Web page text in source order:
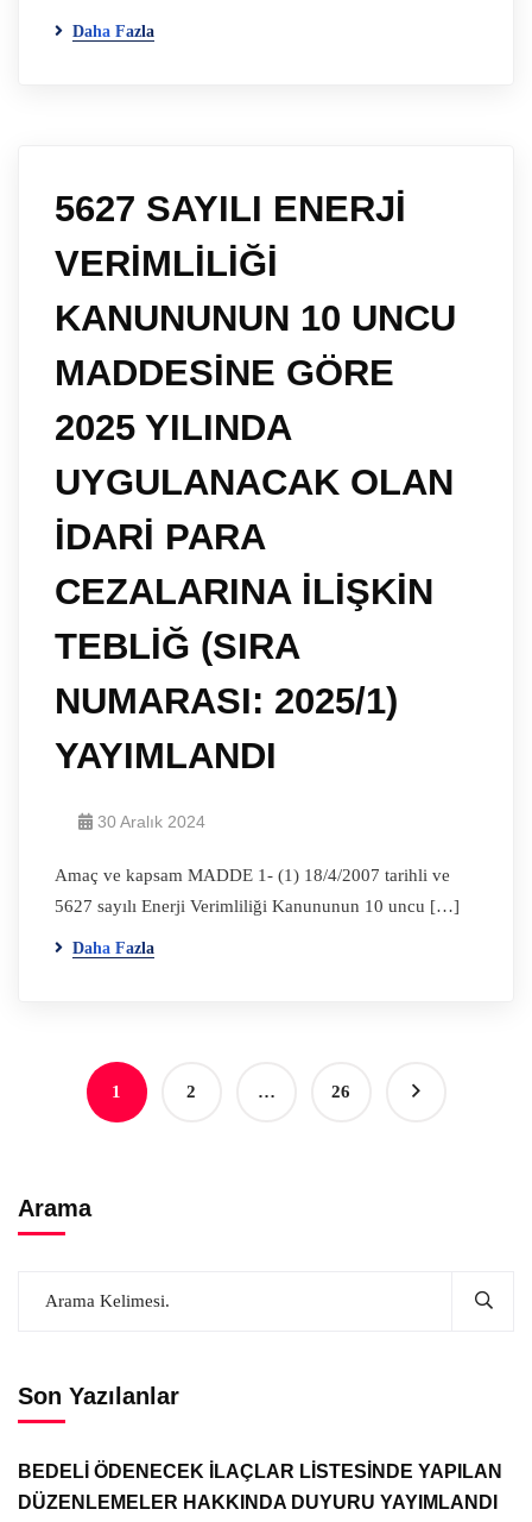
Daha Fazla
5627 SAYILI ENERJİ
VERİMLİLİĞİ
KANUNUNUN 10 UNCU
MADDESİNE GÖRE
2025 YILINDA
UYGULANACAK OLAN
İDARİ PARA
CEZALARINA İLİŞKİN
TEBLİĞ (SIRA
NUMARASI: 2025/1)
YAYIMLANDI
30 Aralık 2024
Amaç ve kapsam MADDE 1- (1) 18/4/2007 tarihli ve
5627 sayılı Enerji Verimliliği Kanununun 10 uncu […]
Daha Fazla
1 2 … 26
Arama
Son Yazılanlar
BEDELİ ÖDENECEK İLAÇLAR LİSTESİNDE YAPILAN
DÜZENLEMELER HAKKINDA DUYURU YAYIMLANDI